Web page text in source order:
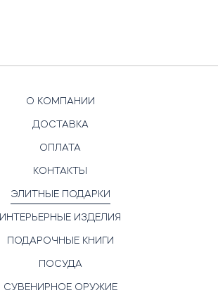
О КОМПАНИИ
ДОСТАВКА
ОПЛАТА
КОНТАКТЫ
ЭЛИТНЫЕ ПОДАРКИ
ИНТЕРЬЕРНЫЕ ИЗДЕЛИЯ
ПОДАРОЧНЫЕ КНИГИ
ПОСУДА
СУВЕНИРНОЕ ОРУЖИЕ